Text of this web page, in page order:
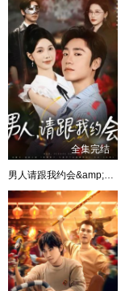
全集完结
男人请跟我约会&amp;当我决定凭实力单身